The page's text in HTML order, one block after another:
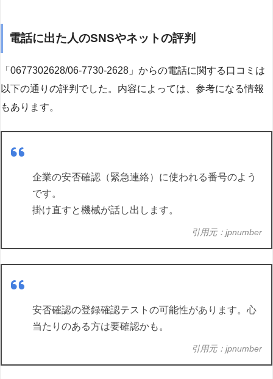
電話に出た人のSNSやネットの評判
「0677302628/06-7730-2628」からの電話に関する口コミは
以下の通りの評判でした。内容によっては、参考になる情報
もあります。
企業の安否確認（緊急連絡）に使われる番号のよう
です。
掛け直すと機械が話し出します。
引用元：jpnumber
安否確認の登録確認テストの可能性があります。心
当たりのある方は要確認かも。
引用元：jpnumber